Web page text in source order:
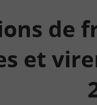
de
et